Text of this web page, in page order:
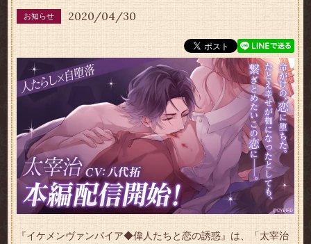
お知らせ 2020/04/30
『イケメンヴァンパイア◆偉人たちと恋の誘惑』は、「太宰治